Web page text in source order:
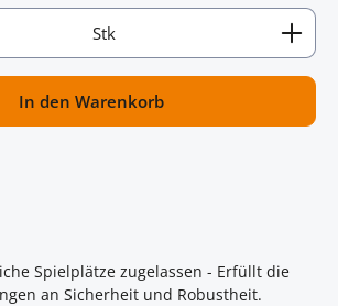
den gewünschten Wert ein
Stk
In den Warenkorb
Spielplätze zugelassen - Erfüllt die
an Sicherheit und Robustheit.